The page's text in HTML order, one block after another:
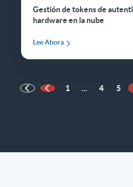
Gestión de tokens de
hardware en la nube
Lee Ahora
Página anterior
1 ... 4 5